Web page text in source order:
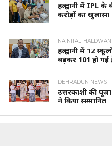
हल्द्वानी में IPL के
करोड़ों का खुलासा
NAINITAL-
हल्द्वानी में 12
बढ़कर 101 हो गई
DEHRADUN NEWS
उत्तरकाशी की पूजा
ने किया सम्मानित